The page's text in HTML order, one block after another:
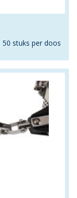
50 stuks per doos